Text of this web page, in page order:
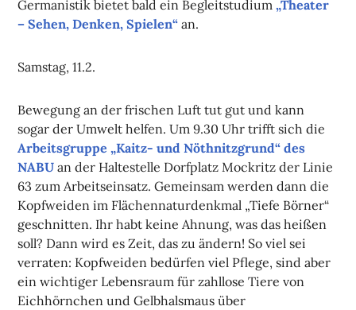
Germanistik bietet bald ein Begleitstudium„Theater
– Sehen, Denken, Spielen“ an.
Samstag, 11.2.
Bewegung an der frischen Luft tut gut und kann
sogar der Umwelt helfen. Um 9.30 Uhr trifft sich die
Arbeitsgruppe „Kaitz- und Nöthnitzgrund“ des
NABU an der Haltestelle Dorfplatz Mockritz der Linie
63 zum Arbeitseinsatz. Gemeinsam werden dann die
Kopfweiden im Flächennaturdenkmal „Tiefe Börner“
geschnitten. Ihr habt keine Ahnung, was das heißen
soll? Dann wird es Zeit, das zu ändern! So viel sei
verraten: Kopfweiden bedürfen viel Pflege, sind aber
ein wichtiger Lebensraum für zahllose Tiere von
Eichhörnchen und Gelbhalsmaus über